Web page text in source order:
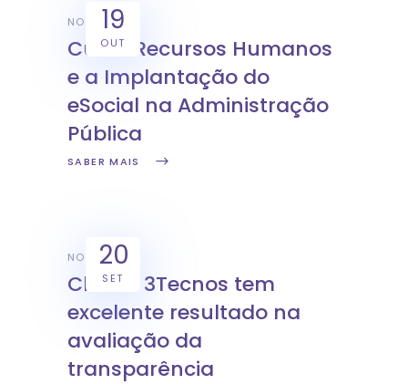
19
OUT
NOTÍCIAS
Curso Recursos Humanos
e a Implantação do
eSocial na Administração
Pública
SABER MAIS
20
SET
NOTÍCIAS
Cliente 3Tecnos tem
excelente resultado na
avaliação da
transparência